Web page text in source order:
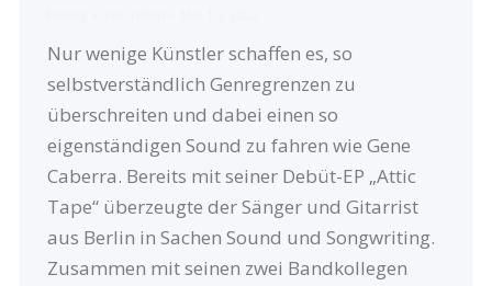
Nur wenige Künstler schaffen es, so
selbstverständlich Genregrenzen zu
überschreiten und dabei einen so
eigenständigen Sound zu fahren wie Gene
Caberra. Bereits mit seiner Debüt-EP „Attic
Tape“ überzeugte der Sänger und Gitarrist
aus Berlin in Sachen Sound und Songwriting.
Zusammen mit seinen zwei Bandkollegen